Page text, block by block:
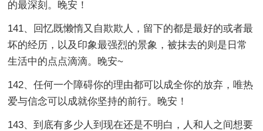
的最深刻。晚安！
141、回忆既懒惰又自欺欺人，留下的都是最好的或者最
坏的经历，以及印象最强烈的景象，被抹去的则是日常
生活中的点点滴滴。晚安~
142、任何一个障碍你的理由都可以成全你的放弃，唯热
爱与信念可以成就你坚持的前行。晚安！
143、到底有多少人到现在还是不明白，人和人之间想要